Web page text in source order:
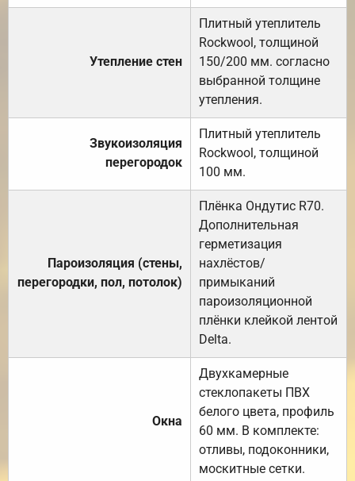
Утепление стен
Плитный утеплитель
Rockwool, толщиной
150/200 мм. согласно
выбранной толщине
утепления.
Звукоизоляция
перегородок
Плитный утеплитель
Rockwool, толщиной
100 мм.
Пароизоляция (стены,
перегородки, пол, потолок)
Плёнка Ондутис R70.
Дополнительная
герметизация
нахлёстов/
примыканий
пароизоляционной
плёнки клейкой лентой
Delta.
Окна
Двухкамерные
стеклопакеты ПВХ
белого цвета, профиль
60 мм. В комплекте:
отливы, подоконники,
москитные сетки.